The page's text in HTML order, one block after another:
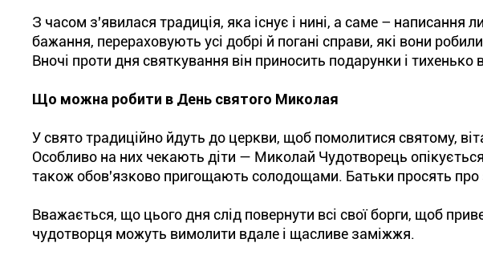
З часом з'явилася традиція, яка існує і нині, а саме – написання
бажання, перераховують усі добрі й погані справи, які вони
Вночі проти дня святкування він приносить подарунки і тихенько
Що можна робити в День святого Миколая
У свято традиційно йдуть до церкви, щоб помолитися святому,
Особливо на них чекають діти — Миколай Чудотворець
також обов'язково пригощають солодощами. Батьки просять про
Вважається, що цього дня слід повернути всі свої борги, щоб
чудотворця можуть вимолити вдале і щасливе заміжжя.